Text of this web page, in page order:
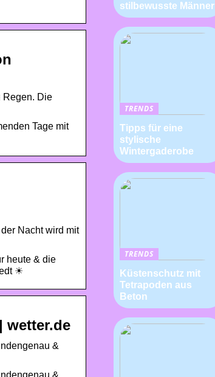
Regen. Die
Tage mit
Nacht wird mit
heute & die
☀
wetter.de
&
&
stilbewusste Männer
TRENDS
Tipps für eine
stylische
Wintergaderobe
TRENDS
Küstenschutz mit
Tetrapoden aus
Beton